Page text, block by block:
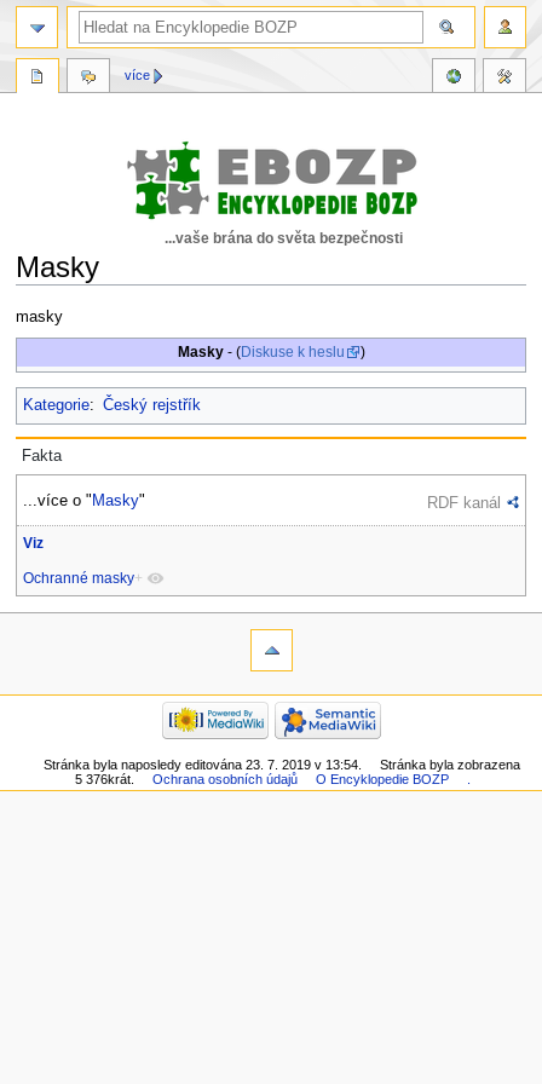
...vaše brána do světa bezpečnosti
Masky
Skočit
na
Skočit
na
masky
Masky- (Diskuse k heslu )
Kategorie: Český rejstřík
Fakta
...více o " Masky" RDF kanál
Viz
Ochranné masky+
více
Stránka byla naposledy editována 23. 7. 2019 v 13:54.
Stránka byla zobrazena
5 376krát.
Ochrana osobních údajů O Encyklopedie BOZP